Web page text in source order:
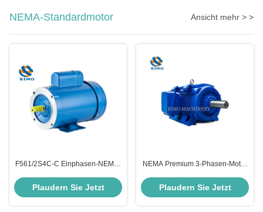
NEMA-Standardmotor Ansicht mehr > >
F561/2S4C-C Einphasen-NEMA-
56C Motor für den Außenbereich
Plaudern Sie Jetzt
NEMA Premium 3-Phasen-Motor
575V 230V 60Hz 300PS-400PS
Wechselstrom-Induktionsmotor
Plaudern Sie Jetzt